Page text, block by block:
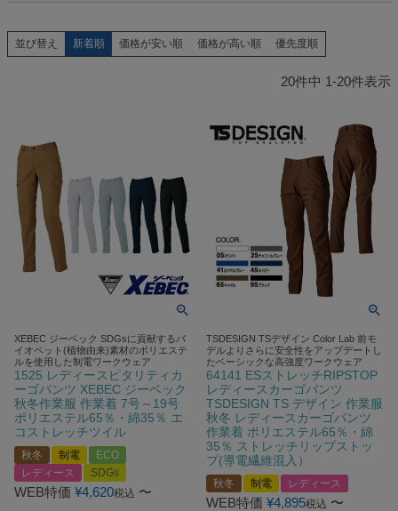
並び替え 新着順 価格が安い順 価格が高い順 優先度順
20件中 1-20件表示
XEBEC ジーベック SDGsに貢献するバ
イオペット(植物由来)素材のポリエステ
ルを使用した制電ワークウェア
1525 レディースピタリティカ
ーゴパンツ XEBEC ジーベック
秋冬作業服 作業着 7号～19号
ポリエステル65％・綿35％ エ
コストレッチツイル
秋冬 制電
ECO
レディース
SDGs
WEB特価 ¥4,620税込 〜
TSDESIGN TSデザイン Color Lab 前モ
デルよりさらに安全性をアップデートし
たベーシックな高強度ワークウェア
64141 ESストレッチRIPSTOP
レディースカーゴパンツ
TSDESIGN TS デザイン 作業服
秋冬 レディースカーゴパンツ
作業着 ポリエステル65％・綿
35％ ストレッチリップストッ
プ(導電繊維混入）
秋冬 制電 レディース
WEB特価 ¥4,895税込 〜